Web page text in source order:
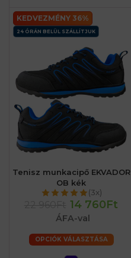
KEDVEZMÉNY 36%
24 ÓRÁN BELÜL SZÁLLÍTJUK
Tenisz munkacipő EKVADOR
OB kék
(3x)
14 760Ft
ÁFA-val
OPCIÓK VÁLASZTÁSA